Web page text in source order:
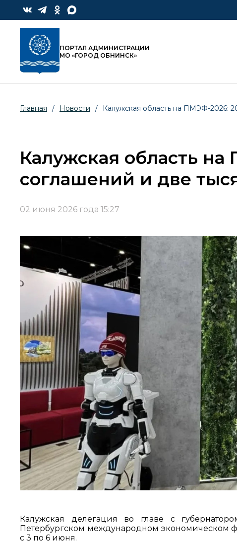
ПОРТАЛ АДМИНИСТРАЦИИ
МО «ГОРОД ОБНИНСК»
Главная / Новости / Калужская область на ПМЭФ-2026:
Калужская область
соглашений и две
02 июня 2026 года 15:27
Калужская делегация во главе с
Петербургском международном экономическом
с 3 по 6 июня.